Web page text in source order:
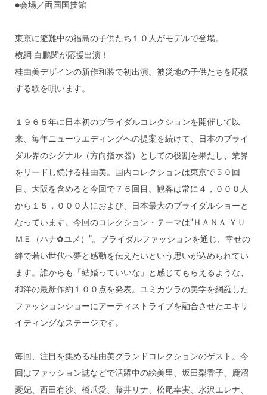
●会場／両国国技館
東京に避難中の福島の子供たち１０人がモデルで登場。
横綱 白鵬関が応援出演！
桂由美デザインの新作和装で初出演。被災地の子供たちを応援
する歌を唄います。
１９６５年に日本初のブライダルコレクションを開催して以
来、毎年ニューウエディングへの提案を続けて、日本のブライ
ダル界のシグナル（方向指示器）としての役割を果たし、業界
をリードし続ける桂由美。国内コレクションは東京で５０回
目、大阪を含めると今回で７６回目。観客は常に４，０００人
から１５，０００人におよび、日本最大のブライダルショーと
なっています。今回のコレクション・テーマは“ＨＡＮＡ ＹＵ
ＭＥ（ハナ✿ユメ）”。ブライダルファッションを通じ、幸せの
絆で若い世代へ夢と感動を伝えたいという思いが込められてい
ます。誰からも「結婚っていいな」と感じてもらえるような、
和洋の最新作約１００点を発表。ユミカツラの美学を網羅した
ファッションショーにアーティストライブを融合させたエキサ
イティングなステージです。
毎回、注目を集める桂由美グランドコレクションのゲスト。今
回はファッション誌などで活躍中の絵美里、坂田梨香子、鹿沼
憂妃、西田有沙、橋爪愛、藤井リナ、松尾幸実、水沢エレナ、